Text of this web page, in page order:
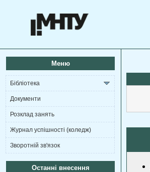
Меню
Бібліотека
Документи
Розклад занять
Журнал успішності (коледж)
Зворотній зв'язок
Останні внесення